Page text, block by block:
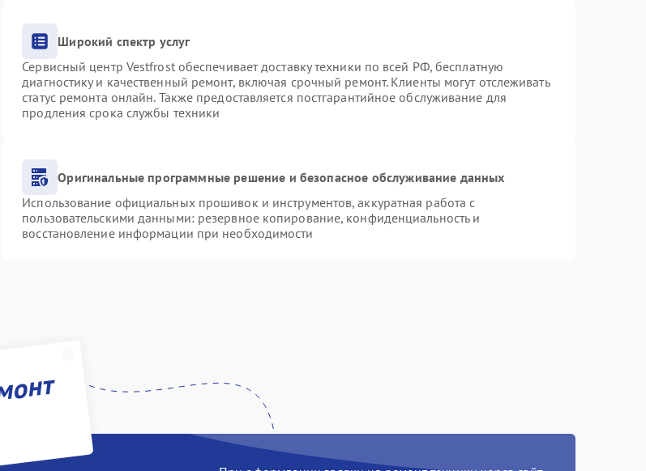
Широкий спектр услуг
Сервисный центр Vestfrost обеспечивает доставку техники по всей РФ, бесплатную
диагностику и качественный ремонт, включая срочный ремонт. Клиенты могут отслеживать
статус ремонта онлайн. Также предоставляется постгарантийное обслуживание для
продления срока службы техники
Оригинальные программные решение и безопасное обслуживание данных
Использование официальных прошивок и инструментов, аккуратная работа с
пользовательскими данными: резервное копирование, конфиденциальность и
восстановление информации при необходимости